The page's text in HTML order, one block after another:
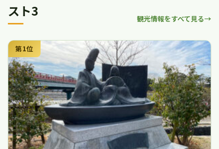
スト3
観光情報をすべて見る
第1位